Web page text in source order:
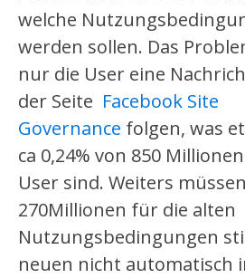
welche
werden sollen. Das
nur die User eine
der Seite Facebook Site
Governance folgen, was
ca 0,24% von 850
User sind. Weiters
270Millionen für die alten
Nutzungsbedingungen
neuen nicht automatisch